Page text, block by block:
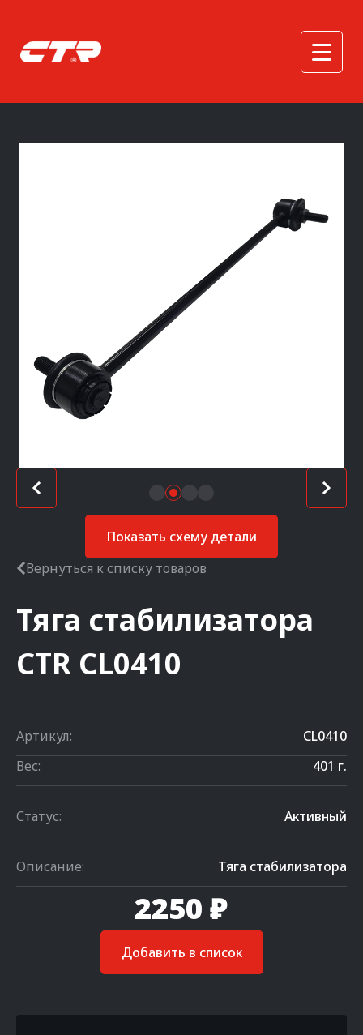
Показать схему детали
Вернуться к списку товаров
Тяга стабилизатора
CTR CL0410
Артикул:
CL0410
Вес:
401 г.
Статус: Активный
Описание: Тяга стабилизатора
2250 ₽
Добавить в список